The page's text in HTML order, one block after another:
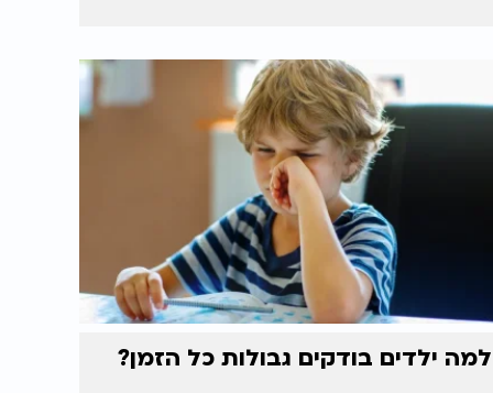
למה ילדים בודקים גבולות כל הזמן?